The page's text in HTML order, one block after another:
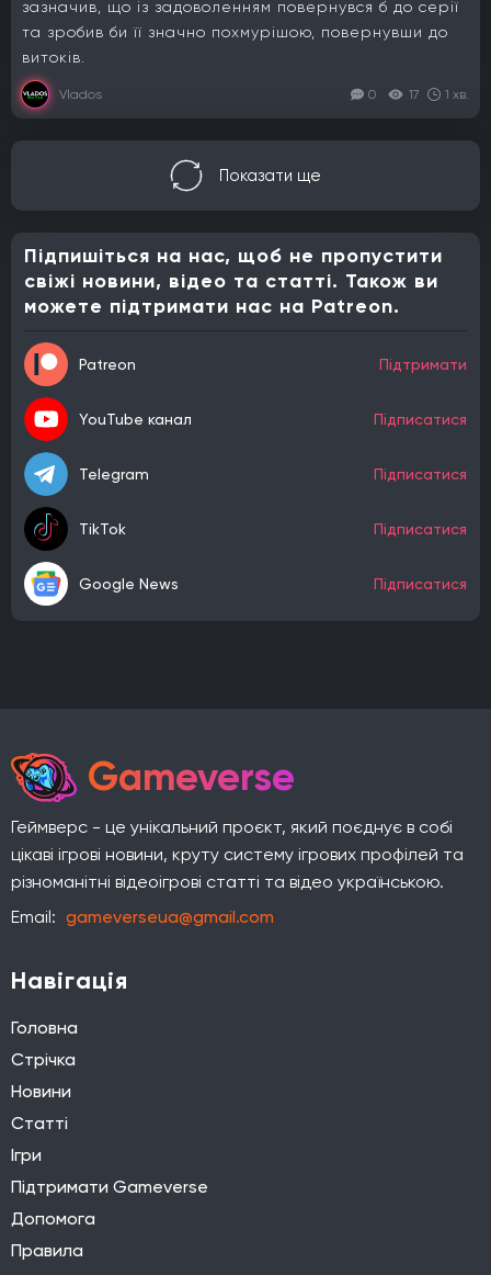
зазначив, що із задоволенням повернувся б до серії
та зробив би її значно похмурішою, повернувши до
витоків.
Vlados 0 17 1 хв.
Показати ще
Підпишіться на нас, щоб не пропустити
свіжі новини, відео та статті. Також ви
можете підтримати нас на Patreon.
Patreon Підтримати
YouTube канал Підписатися
Telegram Підписатися
TikTok Підписатися
Google News Підписатися
Gameverse
Геймверс - це унікальний проєкт, який поєднує в собі
цікаві ігрові новини, круту систему ігрових профілей та
різноманітні відеоігрові статті та відео українською.
Email: gameverseua@gmail.com
Навігація
Головна
Стрічка
Новини
Статті
Ігри
Підтримати Gameverse
Допомога
Правила